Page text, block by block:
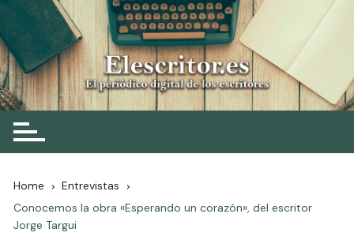
Skip
to
content
Elescritor.es
El periódico digital de los escritores
Home
Entrevistas
Conocemos la obra «Esperando un corazón», del escritor
Jorge Targui